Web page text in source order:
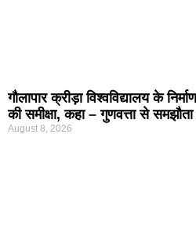
गौलापार क्रीड़ा विश्वविद्यालय के
की समीक्षा, कहा – गुणवत्ता से समझौता
August 8, 2026